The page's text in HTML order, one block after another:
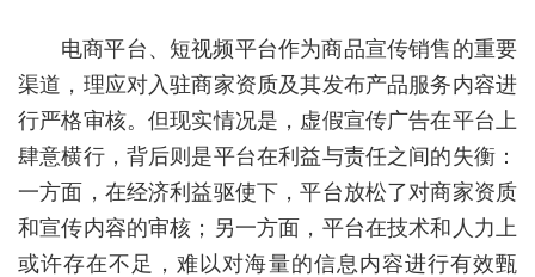
电商平台、短视频平台作为商品宣传销售的重要
渠道，理应对入驻商家资质及其发布产品服务内容进
行严格审核。但现实情况是，虚假宣传广告在平台上
肆意横行，背后则是平台在利益与责任之间的失衡：
一方面，在经济利益驱使下，平台放松了对商家资质
和宣传内容的审核；另一方面，平台在技术和人力上
或许存在不足，难以对海量的信息内容进行有效甄